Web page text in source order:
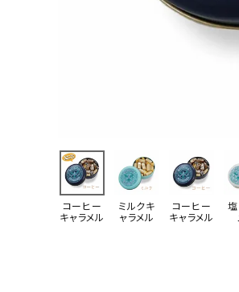
コーヒー
キャラメル
ミルクキ
ャラメル
コーヒー
キャラメル